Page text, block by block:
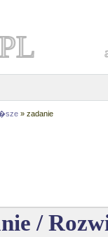
» zadanie
/